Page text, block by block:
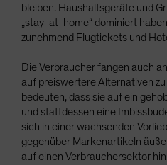
bleiben. Haushaltsgeräte und
„stay-at-home“ dominiert
zunehmend Flugtickets und
Die Verbraucher fangen auch
auf preiswertere Alternativen
bedeuten, dass sie auf ein
und stattdessen eine
sich in einer wachsenden
gegenüber Markenartikeln
auf einen Verbrauchersektor